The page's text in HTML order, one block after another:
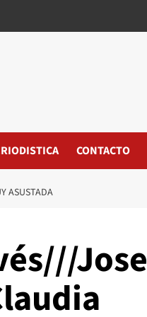
CONTACTO
ASUSTADA
Jose